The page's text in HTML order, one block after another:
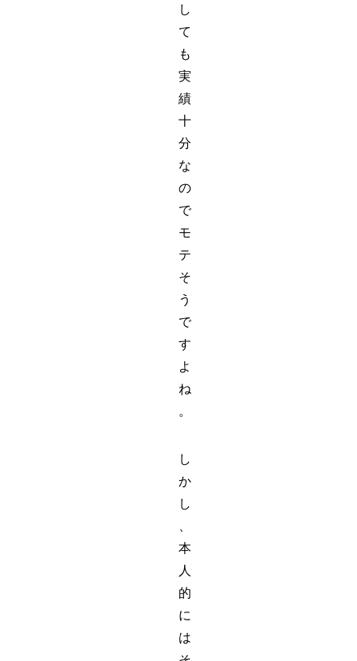
し
て
も
実
績
十
分
な
の
で
モ
テ
そ
う
で
す
よ
ね
。
し
か
し
本
人
的
に
は